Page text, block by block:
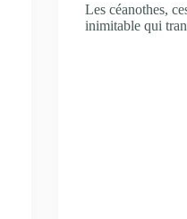
Les céanothes,
inimitable qui